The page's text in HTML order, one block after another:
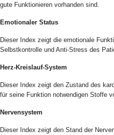
gute Funktionieren vorhanden sind.
Emotionaler Status
Dieser Index zeigt die emotionale
Selbstkontrolle und Anti-Stress des
Herz-Kreislauf-System
Dieser Index zeigt den Zustand des
für seine Funktion notwendigen Stoffe
Nervensystem
Dieser Index zeigt den Stand der